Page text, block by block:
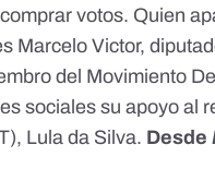
votos. Quien
Marcelo Victor,
del Movimiento
sociales su apoyo al
Lula da Silva. Desde